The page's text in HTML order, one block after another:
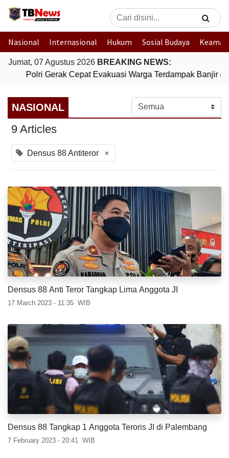
Nasional Internasional Hukum Sosial Budaya
Jumat, 07 Agustus 2026 BREAKING NEWS:
Polri Gerak Cepat Evakuasi Warga Terdampak Banjir di
NASIONAL
9 Articles
Densus 88 Antiteror ×
Densus 88 Anti Teror Tangkap Lima Anggota JI
17 March 2023 - 11:35 WIB
Densus 88 Tangkap 1 Anggota Teroris JI di Palembang
7 February 2023 - 20:41 WIB